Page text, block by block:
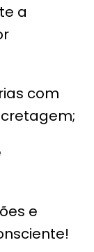
a
com
e